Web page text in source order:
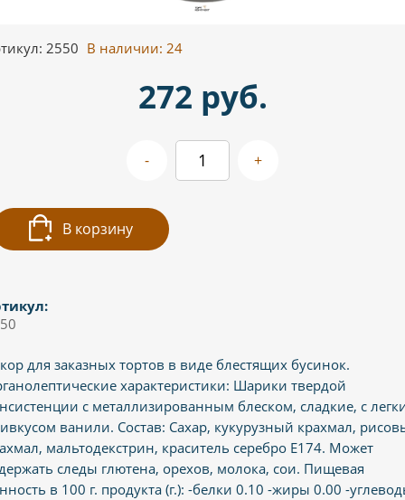
2550 В наличии: 24
272 руб.
- +
В корзину
для заказных тортов в виде блестящих бусинок.
характеристики: Шарики твердой
с металлизированным блеском, сладкие, с
ванили. Состав: Сахар, кукурузный крахмал,
мальтодекстрин, краситель серебро E174. Может
следы глютена, орехов, молока, сои. Пищевая
в 100 г. продукта (г.): -белки 0.10 -жиры 0.00 -